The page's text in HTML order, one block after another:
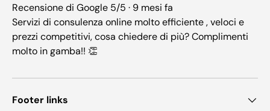
Recensione di Google 5/5 · 9 mesi fa
Servizi di consulenza online molto efficiente , veloci e
prezzi competitivi, cosa chiedere di più? Complimenti
molto in gamba!! 👏
Footer links